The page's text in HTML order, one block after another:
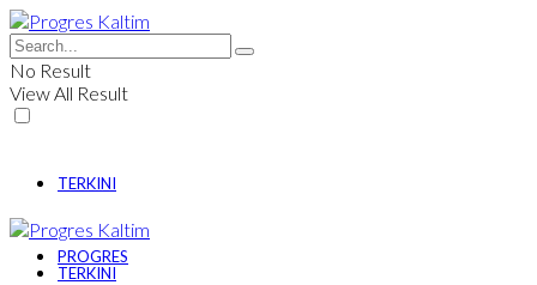
No Result
View All Result
TERKINI
PROGRES
TERKINI